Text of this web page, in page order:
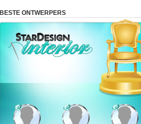
BESTE ONTWERPERS